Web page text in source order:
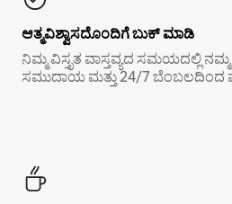
ಆತ್ಮವಿಶ್ವಾಸದೊಂದಿಗೆ ಬುಕ್ ಮಾಡಿ
ನಿಮ್ಮ ವಿಸ್ತೃತ ವಾಸ್ತವ್ಯದ ಸಮಯದಲ್ಲಿ ನಮ್ಮ
ಸಮುದಾಯ ಮತ್ತು 24/7 ಬೆಂಬಲದಿಂದ